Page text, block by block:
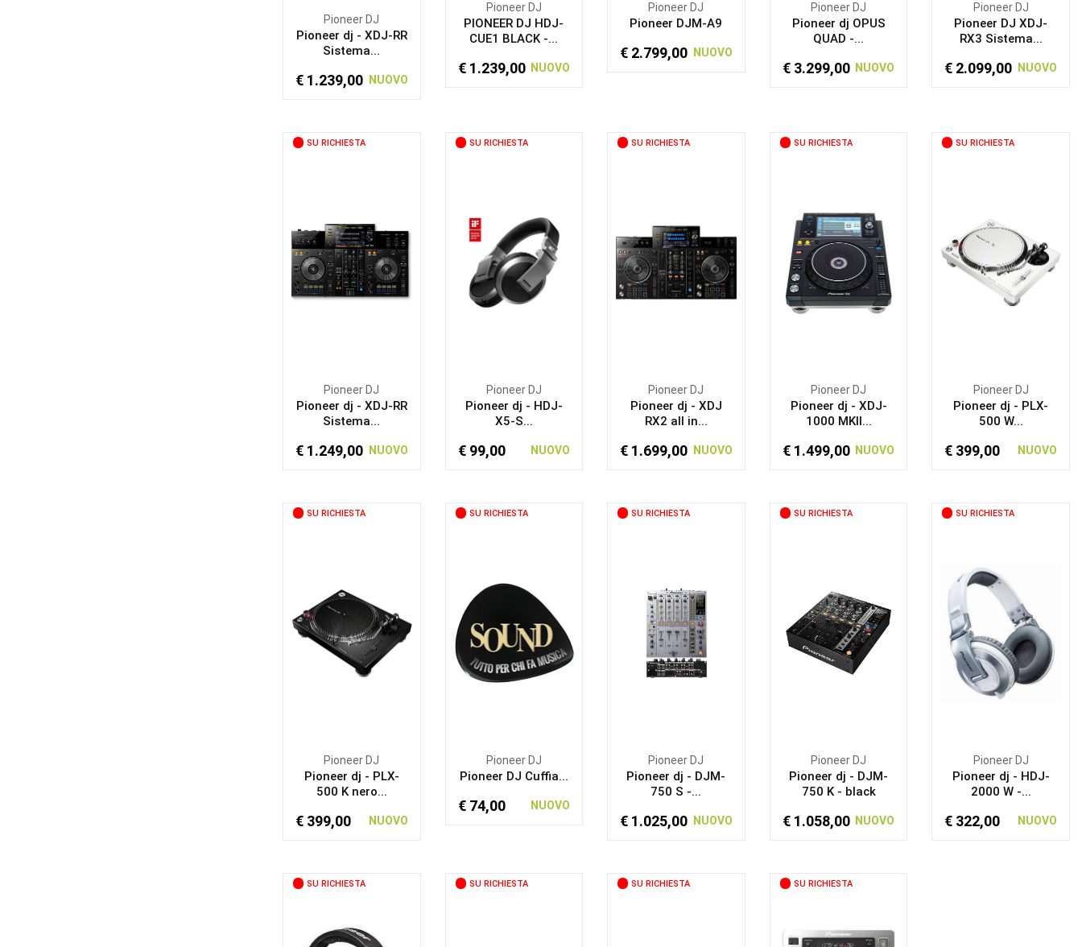
Pioneer DJ
Pioneer dj - XDJ-RR
Sistema...
€ 1.239,00 NUOVO
Pioneer DJ
PIONEER DJ HDJ-
CUE1 BLACK -...
€ 1.239,00 NUOVO
Pioneer DJ
Pioneer DJM-A9
€ 2.799,00 NUOVO
Pioneer DJ
Pioneer dj OPUS
QUAD -...
€ 3.299,00 NUOVO
Pioneer DJ
Pioneer DJ XDJ-
RX3 Sistema...
€ 2.099,00 NUOVO
SU RICHIESTA
Pioneer DJ
Pioneer dj - XDJ-RR
Sistema...
€ 1.249,00 NUOVO
SU RICHIESTA
Pioneer DJ
Pioneer dj - HDJ-
X5-S...
€ 99,00 NUOVO
SU RICHIESTA
Pioneer DJ
Pioneer dj - XDJ
RX2 all in...
€ 1.699,00 NUOVO
SU RICHIESTA
Pioneer DJ
Pioneer dj - XDJ-
1000 MKII...
€ 1.499,00 NUOVO
SU RICHIESTA
Pioneer DJ
Pioneer dj - PLX-
500 W...
€ 399,00 NUOVO
SU RICHIESTA
Pioneer DJ
Pioneer dj - PLX-
500 K nero...
€ 399,00 NUOVO
SU RICHIESTA
Pioneer DJ
Pioneer DJ Cuffia...
€ 74,00 NUOVO
SU RICHIESTA
Pioneer DJ
Pioneer dj - DJM-
750 S -...
€ 1.025,00 NUOVO
SU RICHIESTA
Pioneer DJ
Pioneer dj - DJM-
750 K - black
€ 1.058,00 NUOVO
SU RICHIESTA
Pioneer DJ
Pioneer dj - HDJ-
2000 W -...
€ 322,00 NUOVO
SU RICHIESTA SU RICHIESTA SU RICHIESTA SU RICHIESTA